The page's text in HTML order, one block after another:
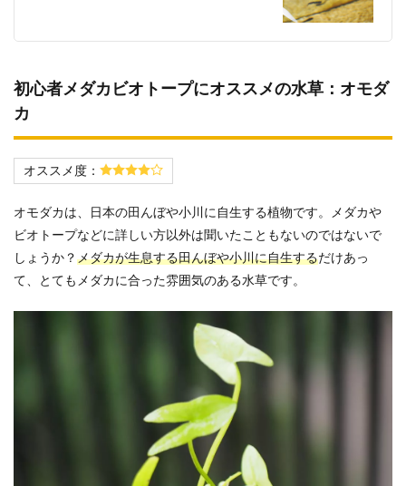
初心者メダカビオトープにオススメの水草：オモダ
カ
オススメ度：
オモダカは、日本の田んぼや小川に自生する植物です。メダカや
ビオトープなどに詳しい方以外は聞いたこともないのではないで
しょうか？ メダカが生息する田んぼや小川に自生するだけあっ
て、とてもメダカに合った雰囲気のある水草です。